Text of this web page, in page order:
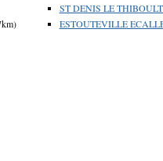
ST DENIS LE
ESTOUTEVILLE